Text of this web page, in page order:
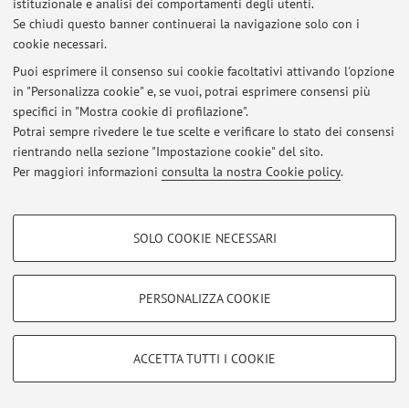
istituzionale e analisi dei comportamenti degli utenti.
Se chiudi questo banner continuerai la navigazione solo con i
cookie necessari.
Puoi esprimere il consenso sui cookie facoltativi attivando l'opzione
in "Personalizza cookie" e, se vuoi, potrai esprimere consensi più
specifici in "Mostra cookie di profilazione".
Potrai sempre rivedere le tue scelte e verificare lo stato dei consensi
rientrando nella sezione "Impostazione cookie" del sito.
Per maggiori informazioni consulta la nostra Cookie policy.
COOKIE DI PROFILAZIONE - FACOLTATIVI
COOKIE TECNICI - NECESSARI
Si tratta di cookie tecnici utilizzati, a titolo esemplificativo, per il corretto
SOLO COOKIE NECESSARI
PERSONALIZZA COOKIE
ACCETTA TUTTI I COOKIE
Ultimi avvisi
Al momento non sono presenti avvisi.
Area riservata
per gestire tutti i contenuti del sito.
© 2026 - ALMA MATER STUDIORUM - Università di Bologna - Via
Zamboni, 33 - 40126 Bologna - Partita IVA: 01131710376
Privacy|Note legali|Impostazioni Cookie